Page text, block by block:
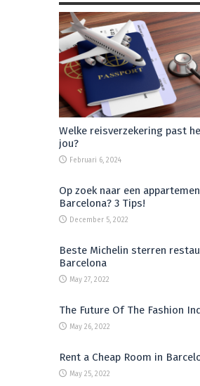
Welke reisverzekering past
jou?
Februari 6, 2024
Op zoek naar een
Barcelona? 3 Tips!
December 5, 2022
Beste Michelin sterren
Barcelona
May 27, 2022
The Future Of The Fashion
May 26, 2022
Rent a Cheap Room in
May 25, 2022